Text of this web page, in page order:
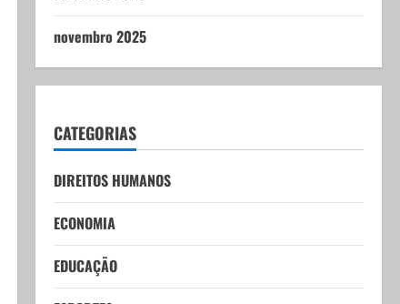
novembro 2025
CATEGORIAS
DIREITOS HUMANOS
ECONOMIA
EDUCAÇÃO